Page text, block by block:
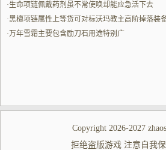
组建队伍
·生命项链佩戴药剂虽不常使唤却能应急活下去
·黑檀项链属性上等货可对标沃玛教主高阶掉落装
·万年雪霜主要包含励刀石用途特别广
Copyright 2026-2027
拒绝盗版游戏 注意自我